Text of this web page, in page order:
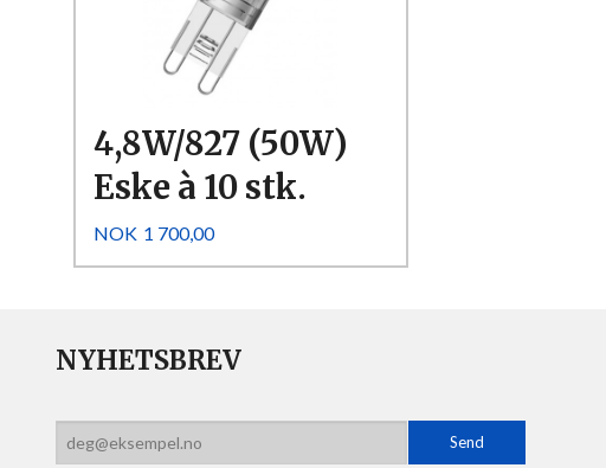
4,8W/827 (50W)
Eske à 10 stk.
Pris
NOK 1 700,00
Kjøp
Les mer
NYHETSBREV